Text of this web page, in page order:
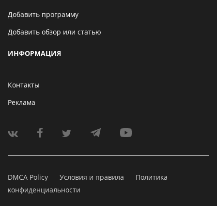
Добавить программу
Добавить обзор или статью
ИНФОРМАЦИЯ
Контакты
Реклама
DMCA Policy Условия и правила
Политика
конфиденциальности